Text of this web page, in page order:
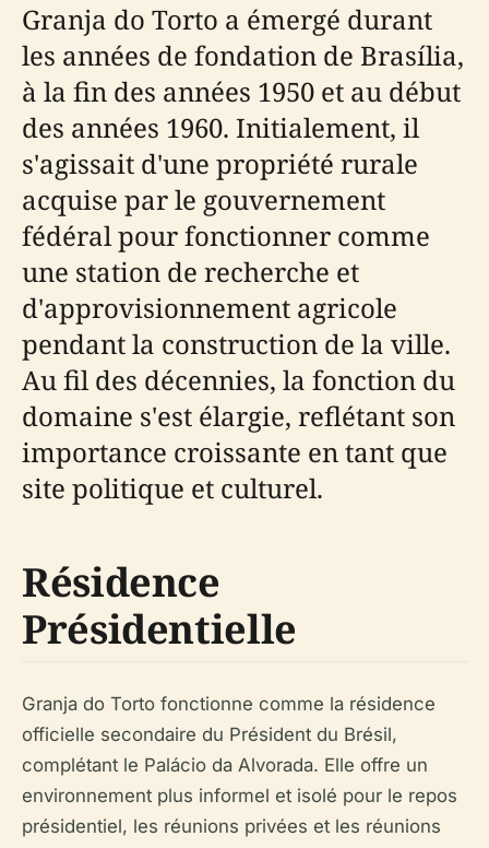
Granja do Torto a émergé durant
les années de fondation de Brasília,
à la fin des années 1950 et au début
des années 1960. Initialement, il
s'agissait d'une propriété rurale
acquise par le gouvernement
fédéral pour fonctionner comme
une station de recherche et
d'approvisionnement agricole
pendant la construction de la ville.
Au fil des décennies, la fonction du
domaine s'est élargie, reflétant son
importance croissante en tant que
site politique et culturel.
Résidence
Présidentielle
Granja do Torto fonctionne comme la résidence
officielle secondaire du Président du Brésil,
complétant le Palácio da Alvorada. Elle offre un
environnement plus informel et isolé pour le repos
présidentiel, les réunions privées et les réunions